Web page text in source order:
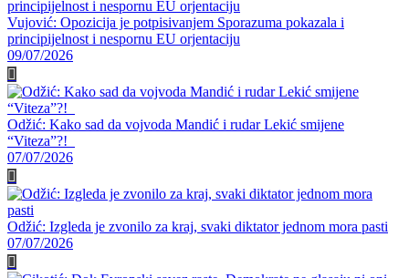
Vujović: Opozicija je potpisivanjem Sporazuma pokazala i
principijelnost i nespornu EU orjentaciju
09/07/2026
Odžić: Kako sad da vojvoda Mandić i rudar Lekić smijene
“Viteza”?!
07/07/2026
Odžić: Izgleda je zvonilo za kraj, svaki diktator jednom mora pasti
07/07/2026